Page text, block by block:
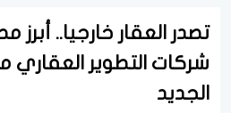
تصدر العقار خارجيا..
شركات التطوير العقاري
الجديد